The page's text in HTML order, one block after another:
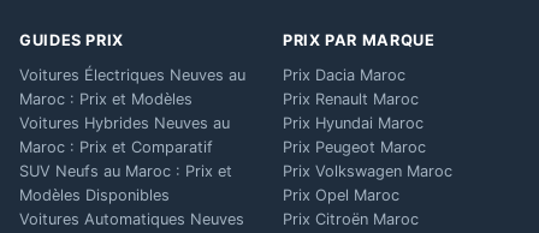
GUIDES PRIX
Voitures Électriques Neuves au
Maroc : Prix et Modèles
Voitures Hybrides Neuves au
Maroc : Prix et Comparatif
SUV Neufs au Maroc : Prix et
Modèles Disponibles
Voitures Automatiques Neuves
PRIX PAR MARQUE
Prix Dacia Maroc
Prix Renault Maroc
Prix Hyundai Maroc
Prix Peugeot Maroc
Prix Volkswagen Maroc
Prix Opel Maroc
Prix Citroën Maroc